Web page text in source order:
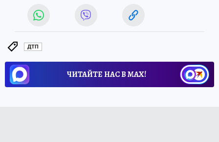
ДТП
ЧИТАЙТЕ НАС В МАХ!